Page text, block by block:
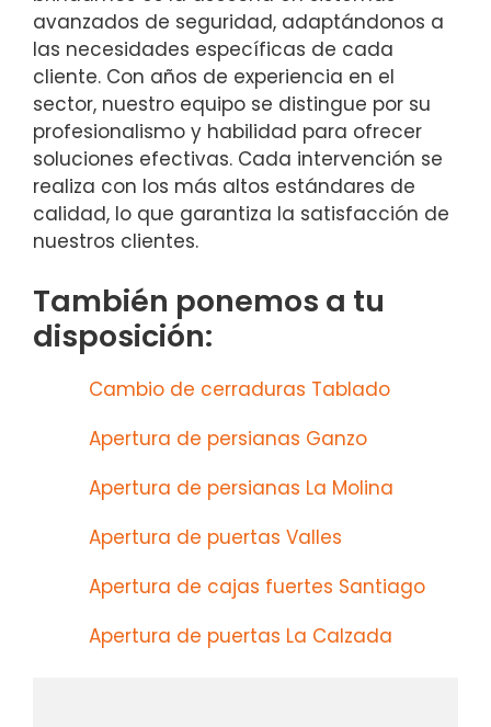
avanzados de seguridad, adaptándonos a
las necesidades específicas de cada
cliente. Con años de experiencia en el
sector, nuestro equipo se distingue por su
profesionalismo y habilidad para ofrecer
soluciones efectivas. Cada intervención se
realiza con los más altos estándares de
calidad, lo que garantiza la satisfacción de
nuestros clientes.
También ponemos a tu
disposición:
Cambio de cerraduras Tablado
Apertura de persianas Ganzo
Apertura de persianas La Molina
Apertura de puertas Valles
Apertura de cajas fuertes Santiago
Apertura de puertas La Calzada